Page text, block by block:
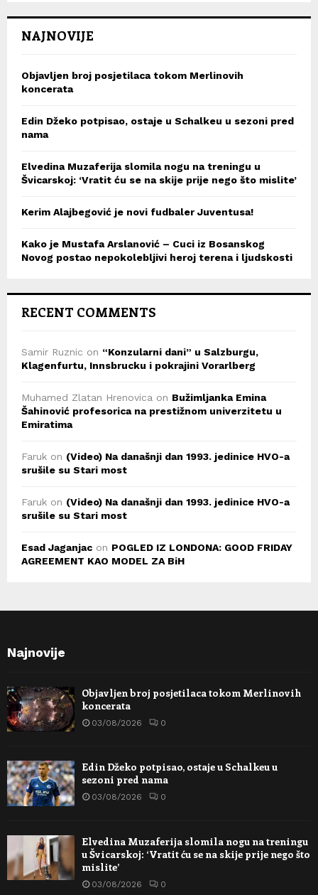
NAJNOVIJE
Objavljen broj posjetilaca tokom Merlinovih
koncerata
Edin Džeko potpisao, ostaje u Schalkeu u sezoni pred
nama
Elvedina Muzaferija slomila nogu na treningu u
Švicarskoj: ‘Vratit ću se na skije prije nego što mislite’
Kerim Alajbegović je novi fudbaler Juventusa!
Kako je Mustafa Arslanović – Cuci iz Bosanskog
Novog postao nepokolebljivi heroj terena i ljudskosti
RECENT COMMENTS
Samir Ruznic on “Konzularni dani” u Salzburgu,
Klagenfurtu, Innsbrucku i pokrajini Vorarlberg
Muhamed Zlatan Hrenovica on Bužimljanka Emina
Šahinović profesorica na prestižnom univerzitetu u
Emiratima
Faruk on (Video) Na današnji dan 1993. jedinice HVO-a
srušile su Stari most
Faruk on (Video) Na današnji dan 1993. jedinice HVO-a
srušile su Stari most
Esad Jaganjac on POGLED IZ LONDONA: GOOD FRIDAY
AGREEMENT KAO MODEL ZA BiH
Najnovije
Objavljen broj posjetilaca tokom Merlinovih
koncerata
03/08/2026 0
Edin Džeko potpisao, ostaje u Schalkeu u
sezoni pred nama
03/08/2026 0
Elvedina Muzaferija slomila nogu na treningu
u Švicarskoj: ‘Vratit ću se na skije prije nego što
mislite’
03/08/2026 0